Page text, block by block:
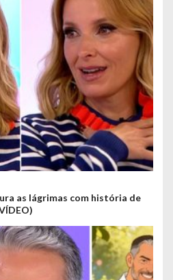
as lágrimas com história de